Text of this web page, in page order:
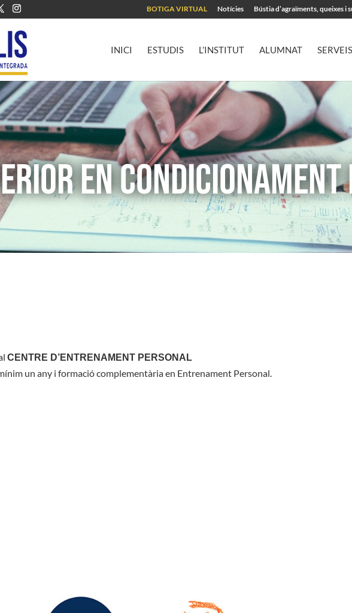
BOTIGA VIRTUAL Notícies Bústia d’agraïments, queixes i
INICI ESTUDIS L’INSTITUT ALUMNAT
EN
CENTRE D’ENTRENAMENT PERSONAL
un any i formació complementària en Entrenament Personal.